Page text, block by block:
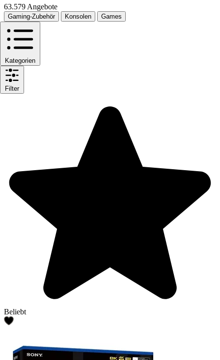
63.579 Angebote
Gaming-Zubehör Konsolen Games
Kategorien
Filter
Beliebt